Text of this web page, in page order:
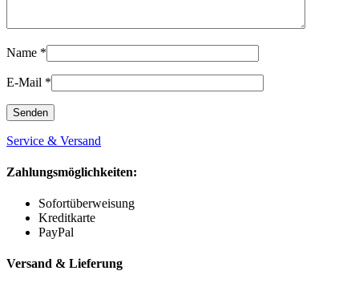
Name *
E-Mail *
Service & Versand
Zahlungsmöglichkeiten:
Sofortüberweisung
Kreditkarte
PayPal
Versand & Lieferung